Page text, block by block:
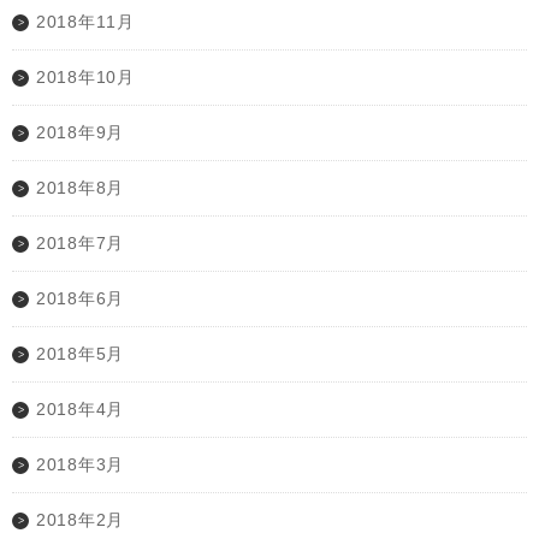
2018年11月
2018年10月
2018年9月
2018年8月
2018年7月
2018年6月
2018年5月
2018年4月
2018年3月
2018年2月